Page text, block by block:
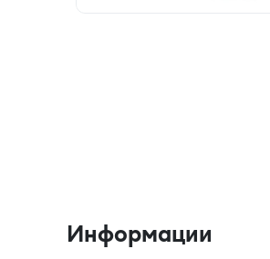
Информации